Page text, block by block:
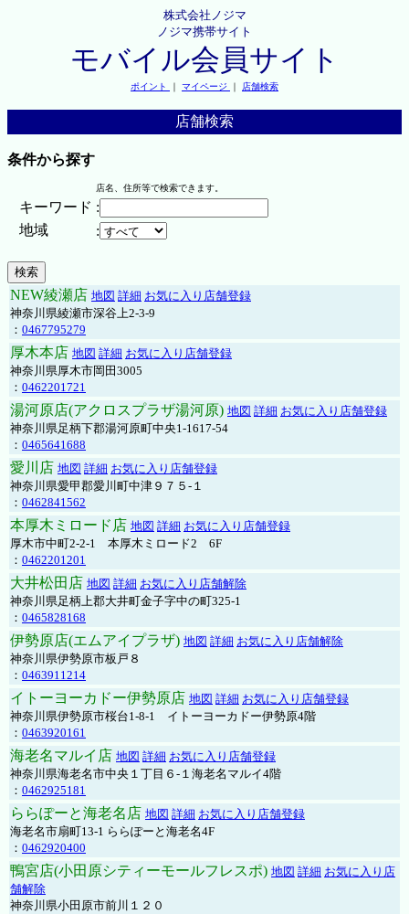
株式会社ノジマ
ノジマ携帯サイト
モバイル会員サイト
ポイント ｜ マイページ ｜ 店舗検索
店舗検索
条件から探す
店名、住所等で検索できます。
キーワード :
地域
:
NEW綾瀬店 地図 詳細 お気に入り店舗登録
神奈川県綾瀬市深谷上2-3-9
： 0467795279
厚木本店 地図 詳細 お気に入り店舗登録
神奈川県厚木市岡田3005
： 0462201721
湯河原店(アクロスプラザ湯河原) 地図 詳細 お気に入り店舗登録
神奈川県足柄下郡湯河原町中央1-1617-54
： 0465641688
愛川店 地図 詳細 お気に入り店舗登録
神奈川県愛甲郡愛川町中津９７５-１
： 0462841562
本厚木ミロード店 地図 詳細 お気に入り店舗登録
厚木市中町2-2-1 本厚木ミロード2 6F
： 0462201201
大井松田店 地図 詳細 お気に入り店舗解除
神奈川県足柄上郡大井町金子字中の町325-1
： 0465828168
伊勢原店(エムアイプラザ) 地図 詳細 お気に入り店舗解除
神奈川県伊勢原市板戸８
： 0463911214
イトーヨーカドー伊勢原店 地図 詳細 お気に入り店舗登録
神奈川県伊勢原市桜台1-8-1 イトーヨーカドー伊勢原4階
： 0463920161
海老名マルイ店 地図 詳細 お気に入り店舗登録
神奈川県海老名市中央１丁目６-１海老名マルイ4階
： 0462925181
ららぽーと海老名店 地図 詳細 お気に入り店舗登録
海老名市扇町13-1 ららぽーと海老名4F
： 0462920400
鴨宮店(小田原シティーモールフレスポ) 地図 詳細 お気に入り店
舗解除
神奈川県小田原市前川１２０